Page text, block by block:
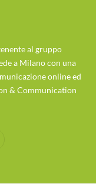
al gruppo
a Milano con una
online ed
& Communication